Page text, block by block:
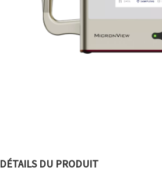
DÉTAILS DU PRODUIT